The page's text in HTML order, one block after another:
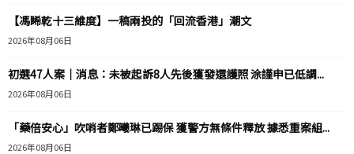
【馮睎乾十三維度】一稿兩投的「回流香港」潮文
2026年08月06日
初選47人案｜消息：未被起訴8人先後獲發還護照 涂謹申已低調...
2026年08月06日
「藥倍安心」吹哨者鄭曦琳已踢保 獲警方無條件釋放 據悉重案組...
2026年08月06日